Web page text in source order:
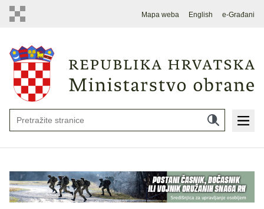
Mapa weba English e-Građani